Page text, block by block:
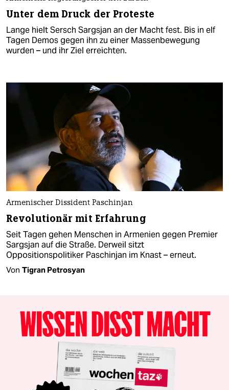
Unter dem Druck der Proteste
Lange hielt Sersch Sargsjan an der Macht fest. Bis in elf
Tagen Demos gegen ihn zu einer Massenbewegung
wurden – und ihr Ziel erreichten.
Armenischer Dissident Paschinjan
Revolutionär mit Erfahrung
Seit Tagen gehen Menschen in Armenien gegen Premier
Sargsjan auf die Straße. Derweil sitzt
Oppositionspolitiker Paschinjan im Knast – erneut.
Von Tigran Petrosyan